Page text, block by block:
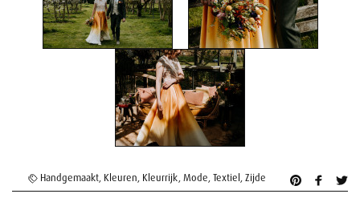
Handgemaakt, Kleuren, Kleurrijk,Mode,Textiel ,Zijde